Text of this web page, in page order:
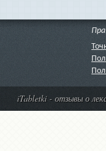
iTabletki - отзывы о